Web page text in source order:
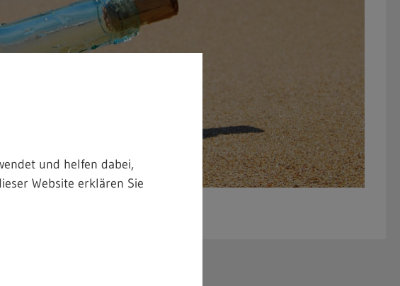
und helfen dabei,
Website erklären Sie